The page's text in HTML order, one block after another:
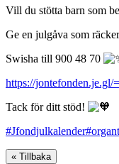
Vill du stötta barn som
Ge en julgåva som
Swisha till 900 48 70
https://jontefonden.je.gl/
Tack för ditt stöd!
#Jfondjulkalender
« Tillbaka